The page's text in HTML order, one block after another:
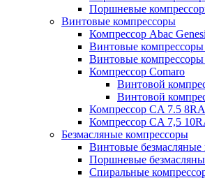
Поршневые
Винтовые компрессоры
Компрессор Abac
Винтовые
Винтовые
Компрессор Comaro
Винтовой
Винтовой
Компрессор CA 7.5 8RA
Компрессор CA 7,5
Безмасляные компрессоры
Винтовые безмасляные
Поршневые
Спиральные